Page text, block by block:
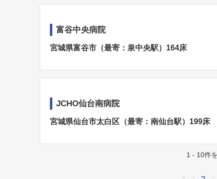
富谷中央病院
宮城県富谷市（最寄：泉中央駅）164床
JCHO仙台南病院
宮城県仙台市太白区（最寄：南仙台駅）199床
1 - 10件